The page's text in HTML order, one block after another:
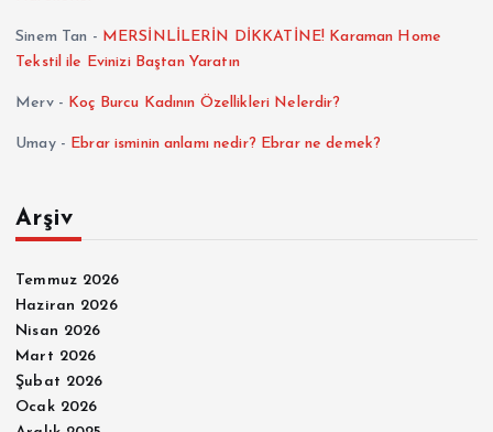
Sinem Tan - MERSİNLİLERİN DİKKATİNE! Karaman Home
Tekstil ile Evinizi Baştan Yaratın
Merv- Koç Burcu Kadının Özellikleri Nelerdir?
Umay- Ebrar isminin anlamı nedir? Ebrar ne demek?
Arşiv
Temmuz 2026
Haziran 2026
Nisan 2026
Mart 2026
Şubat 2026
Ocak 2026